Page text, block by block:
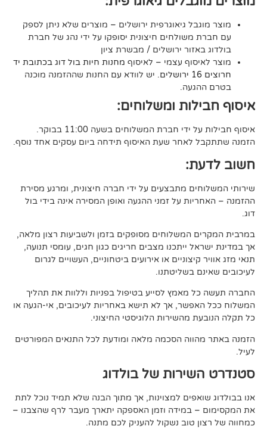
גיאוגרפית ירושלים – מוצרים שלא ניתן לספק
חיצונית יסופקו על ידי נהג של חברת
ירושלים / מבשרת ציון
עצמי – לאיסוףמחנות חיות בול דוג בכתובת יד
. יש לוודא עם החנות שההזמנה מוכנה
ומשלוחים:
חברת המשלוחים בשעה 11:00 בבוקר.
לאחר שעת האיסוף תידחה ביום עסקים אחד נוסף.
מתבצעים על ידי חברה חיצונית, ומרגע מסירת
על זמני ההגעה ואופן המסירה אינה בידי בול
המשלוחים מסופקים בזמן ולשביעות רצון מלאה,
ייתכנו מצבים חריגים כגון חגים, עומסי תנועה,
או אירועים ביטחוניים, העשויים לגרום
בשליטתנו.
מאמץ לסייע בטיפול בפניות וללוות את תהליך
אך לא תישא באחריות לעיכובים, אי-הגעה או
מהשירות הלוגיסטי החיצוני.
הסכמה מלאה ומודעת לכל התנאים המפורטים
של בולדוג
למצוינות, אך מתוך הבנה שלא תמיד נוכל לתת
במידה וזמן האספקה יתארך מעבר לרף שהצבנו –
טוב נשקול להעניק לכם מתנה.